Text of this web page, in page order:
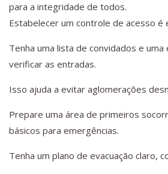
para a integridade de todos.
Estabelecer um controle de acesso é
Tenha uma lista de convidados e
verificar as entradas.
Isso ajuda a evitar aglomerações
Prepare uma área de primeiros
básicos para emergências.
Tenha um plano de evacuação claro,